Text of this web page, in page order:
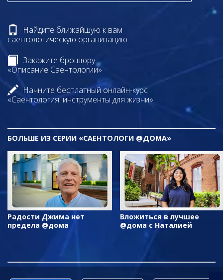
Найдите ближайшую к вам
саентологическую организацию
Закажите брошюру
«Описание Саентологии»
Начните бесплатный онлайн-курс
«Саентология: инструменты для жизни»
БОЛЬШЕ ИЗ СЕРИИ «САЕНТОЛОГИ @ДОМА»
Радости Джима нет
предела @дома
Вложиться в лучшее
@дома с Наталией